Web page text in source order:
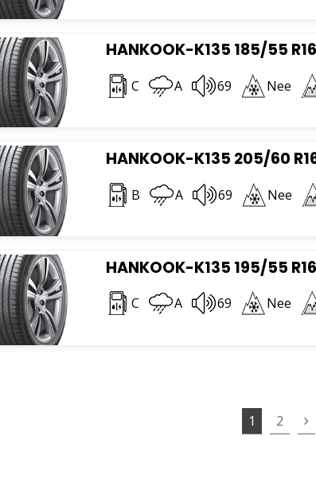
HANKOOK-K135 185/55
C A 69 Nee
HANKOOK-K135 205/60
B A 69 Nee
HANKOOK-K135 195/55
C A 69 Nee
1 2